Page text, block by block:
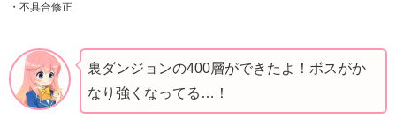
・不具合修正
裏ダンジョンの400層ができたよ！ボスがか
なり強くなってる…！